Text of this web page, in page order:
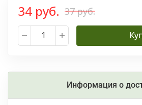
34 руб. 37 руб.
Информация о